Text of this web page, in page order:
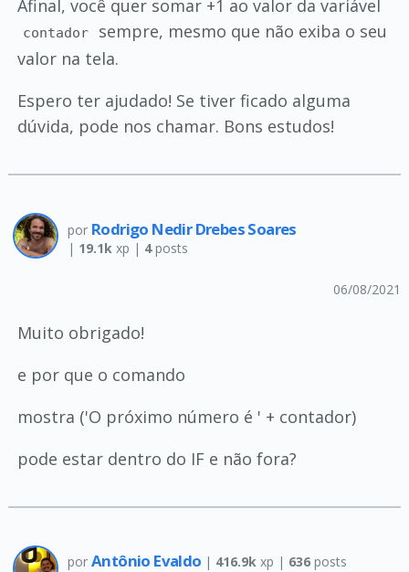
Afinal, você quer somar +1 ao valor da variável
contador
sempre, mesmo que não exiba o seu
valor na tela.
Espero ter ajudado! Se tiver ficado alguma
dúvida, pode nos chamar. Bons estudos!
por Rodrigo Nedir Drebes Soares
| 19.1kxp | 4posts
06/08/2021
Muito obrigado!
e por que o comando
mostra ('O próximo número é ' + contador)
pode estar dentro do IF e não fora?
por Antônio Evaldo | 416.9k xp | 636posts